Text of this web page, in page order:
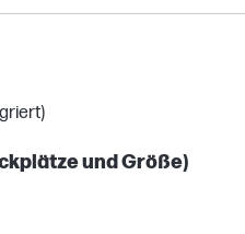
und Größe)